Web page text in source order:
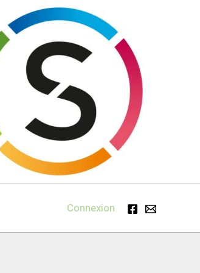
Connexion